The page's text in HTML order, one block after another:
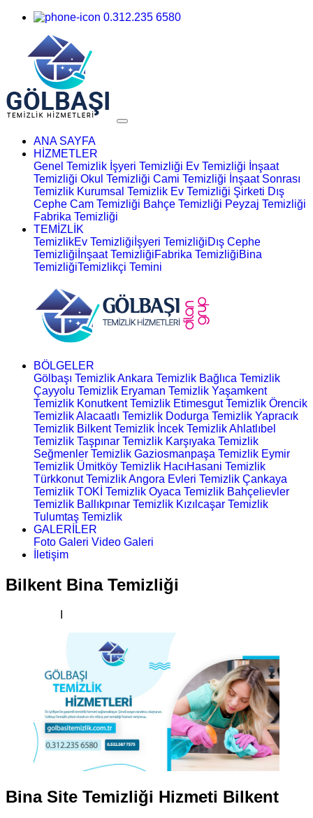
0.312.235 6580
ANA SAYFA
HİZMETLER
Genel Temizlik İşyeri Temizliği Ev Temizliği İnşaat
Temizliği Okul Temizliği Cami Temizliği İnşaat Sonrası
Temizlik Kurumsal Temizlik Ev Temizliği Şirketi Dış
Cephe Cam Temizliği Bahçe Temizliği Peyzaj Temizliği
Fabrika Temizliği
TEMİZLİK
TemizlikEv Temizliği İşyeri TemizliğiDış Cephe
Temizliği İnşaat TemizliğiFabrika TemizliğiBina
TemizliğiTemizlikçi Temini
BÖLGELER
Gölbaşı TemizlikAnkara Temizlik Bağlıca Temizlik
Çayyolu Temizlik Eryaman Temizlik Yaşamkent
Temizlik Konutkent Temizlik Etimesgut Temizlik Örencik
TemizlikAlacaatlı Temizlik Dodurga Temizlik Yapracık
Temizlik Bilkent Temizlik İncek TemizlikAhlatlıbel
Temizlik Taşpınar Temizlik Karşıyaka Temizlik
Seğmenler Temizlik Gaziosmanpaşa Temizlik Eymir
Temizlik Ümitköy Temizlik HacıHasani Temizlik
Türkkonut TemizlikAngora Evleri Temizlik Çankaya
Temizlik TOKİ Temizlik Oyaca Temizlik Bahçelievler
Temizlik Ballıkpınar Temizlik Kızılcaşar Temizlik
Tulumtaş Temizlik
GALERİLER
Foto Galeri Video Galeri
İletişim
Bilkent Bina Temizliği
Bina Site Temizliği Hizmeti Bilkent